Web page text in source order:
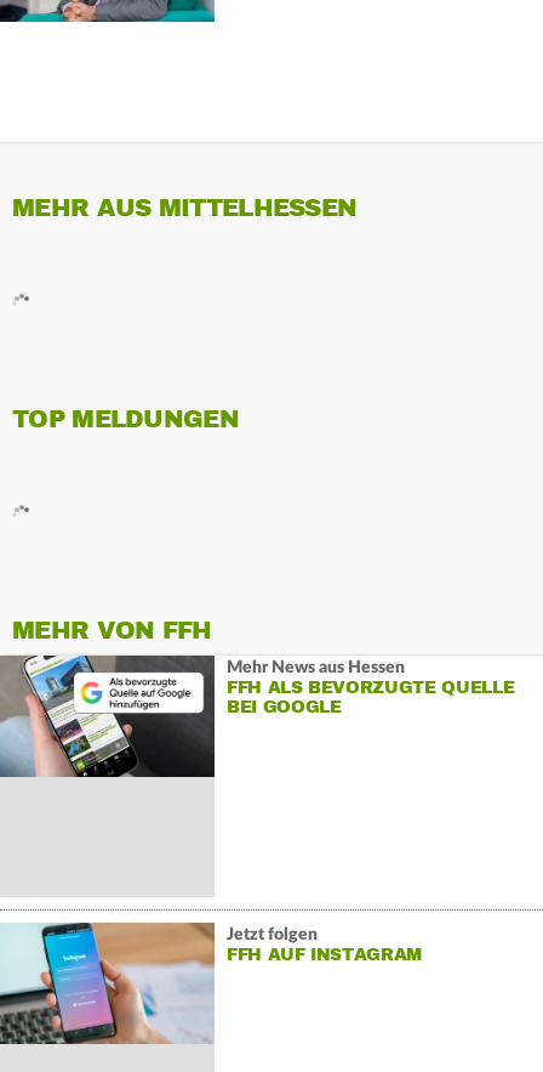
MEHR AUS MITTELHESSEN
TOP MELDUNGEN
MEHR VON FFH
Mehr News aus Hessen
FFH ALS BEVORZUGTE QUELLE
BEI GOOGLE
Jetzt folgen
FFH AUF INSTAGRAM